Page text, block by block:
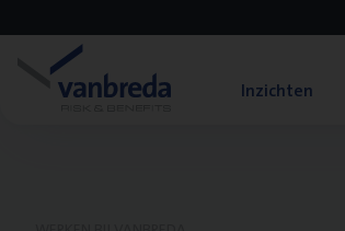
Inzichten